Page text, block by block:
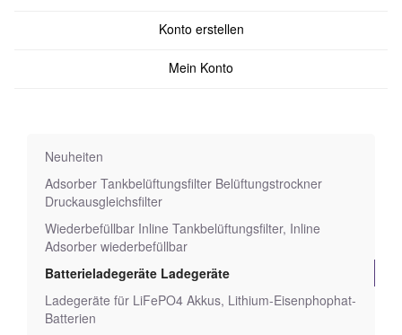
Konto erstellen
Mein Konto
Neuheiten
Adsorber Tankbelüftungsfilter Belüftungstrockner
Druckausgleichsfilter
Wiederbefüllbar Inline Tankbelüftungsfilter, Inline
Adsorber wiederbefüllbar
Batterieladegeräte Ladegeräte
Ladegeräte für LiFePO4 Akkus, Lithium-Eisenphophat-
Batterien